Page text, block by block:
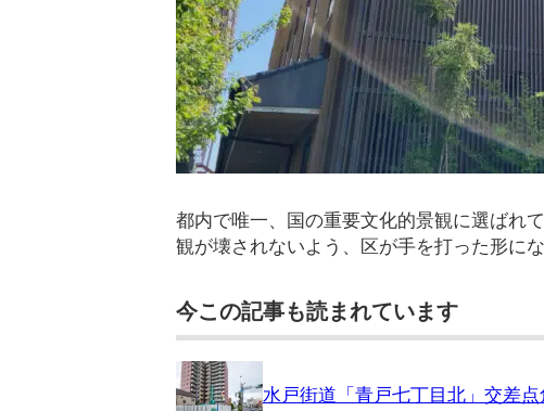
都内で唯一、国の重要文化的景観に選ばれ
観が壊されないよう、区が手を打った形にな
今この記事も読まれています
水戸街道「青戸七丁目北」交差